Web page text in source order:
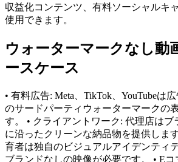
収益化コンテンツ、有料ソーシャルキ
使用できます。
ウォーターマークなし動
ースケース
• 有料広告: Meta、TikTok、YouTubeは
のサードパーティウォーターマークの
す。 • クライアントワーク: 代理店はブ
に沿ったクリーンな納品物を提供しま
育者は独自のビジュアルアイデンティ
ブランドなしの映像が必要です。 • E